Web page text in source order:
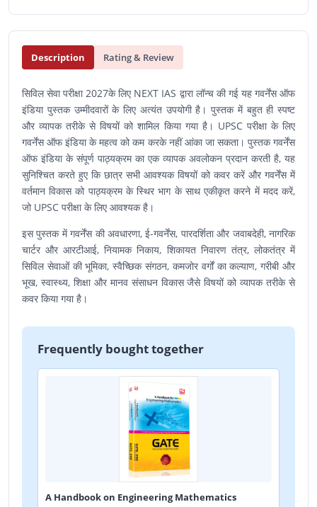
Description Rating & Review
सिविल सेवा परीक्षा 2027के लिए NEXT IAS द्वारा लॉन्च की गई यह गवर्नेंस ऑफ
इंडिया पुस्तक उम्मीदवारों के लिए अत्यंत उपयोगी है। पुस्तक में बहुत ही स्पष्ट
और व्यापक तरीके से विषयों को शामिल किया गया है। UPSC परीक्षा के लिए
गवर्नेंस ऑफ इंडिया के महत्व को कम करके नहीं आंका जा सकता। पुस्तक गवर्नेंस
ऑफ इंडिया के संपूर्ण पाठ्यक्रम का एक व्यापक अवलोकन प्रदान करती है, यह
सुनिश्चित करते हुए कि छात्र सभी आवश्यक विषयों को कवर करें और गवर्नेंस में
वर्तमान विकास को पाठ्यक्रम के स्थिर भाग के साथ एकीकृत करने में मदद करें,
जो UPSC परीक्षा के लिए आवश्यक है।
इस पुस्तक में गवर्नेंस की अवधारणा, ई-गवर्नेंस, पारदर्शिता और जवाबदेही, नागरिक
चार्टर और आरटीआई, नियामक निकाय, शिकायत निवारण तंत्र, लोकतंत्र में
सिविल सेवाओं की भूमिका, स्वैच्छिक संगठन, कमजोर वर्गों का कल्याण, गरीबी और
भूख, स्वास्थ्य, शिक्षा और मानव संसाधन विकास जैसे विषयों को व्यापक तरीके से
कवर किया गया है।
Frequently bought together
A Handbook on Engineering Mathematics